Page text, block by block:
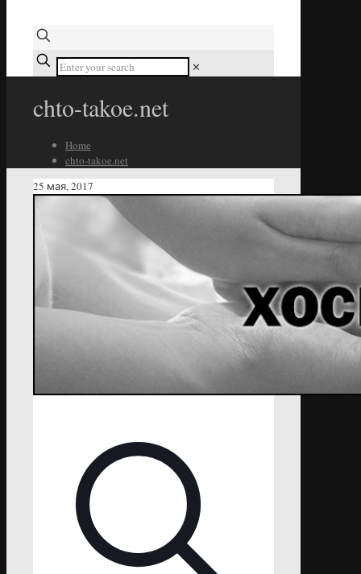
✕
chto-takoe.net
Home
chto-takoe.net
25 мая, 2017